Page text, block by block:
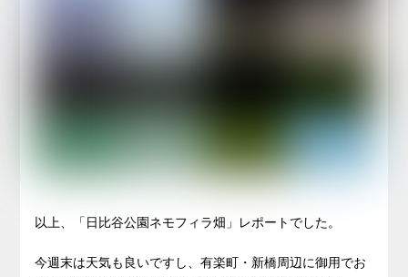
以上、「日比谷公園ネモフィラ畑」レポートでした。
今週末は天気も良いですし、有楽町・新橋周辺に御用でお